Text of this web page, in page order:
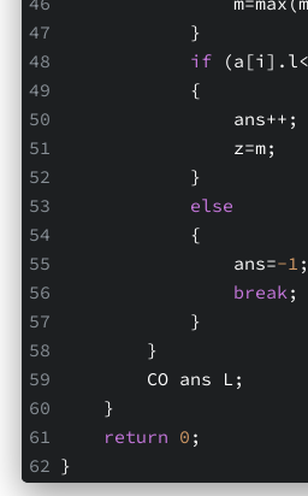
            }
if
            {
                ans++;
                z=m;
            }
else
            {
                ans=
-1 ;
break;
            }
        }
        CO ans L;
    }
return 0 ;
}